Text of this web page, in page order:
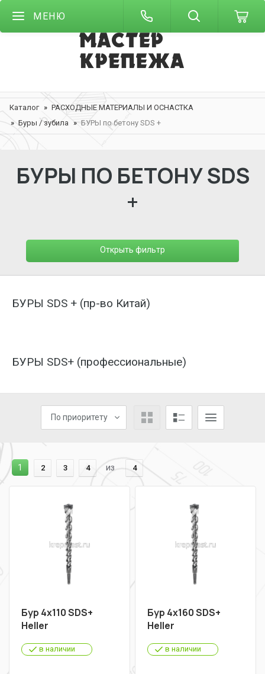
МЕНЮ
Каталог
РАСХОДНЫЕ МАТЕРИАЛЫ И ОСНАСТКА
Буры / зубила
БУРЫ по бетону SDS +
БУРЫ ПО БЕТОНУ SDS
+
Открыть фильтр
БУРЫ SDS + (пр-во Китай)
БУРЫ SDS+ (профессиональные)
По приоритету
1 2 3 4 из 4
Бур 4х110 SDS+
Heller
в наличии
Бур 4х160 SDS+
Heller
в наличии